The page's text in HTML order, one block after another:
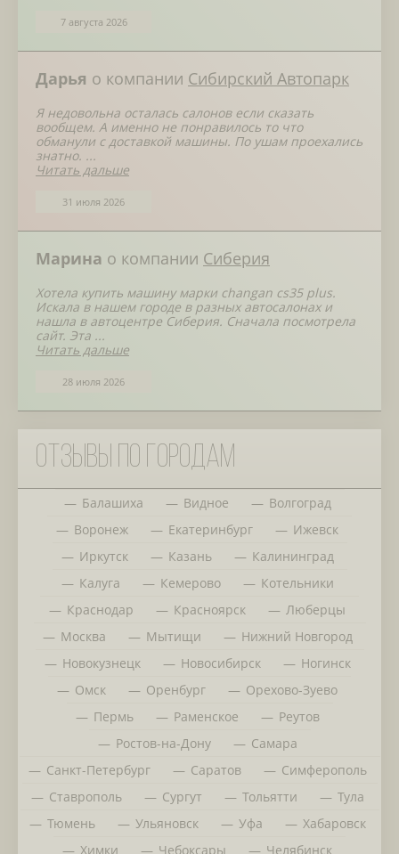
7 августа 2026
Дарья о компании Сибирский Автопарк
Я недовольна осталась салонов если сказать
вообщем. А именно не понравилось то что
обманули с доставкой машины. По ушам проехались
знатно. ...
Читать дальше
31 июля 2026
Марина о компании Сиберия
Хотела купить машину марки changan cs35 plus.
Искала в нашем городе в разных автосалонах и
нашла в автоцентре Сиберия. Сначала посмотрела
сайт. Эта ...
Читать дальше
28 июля 2026
Отзывы по городам
Балашиха Видное
Волгоград
Воронеж
Екатеринбург
Ижевск
Иркутск
Казань
Калининград
Калуга
Кемерово
Котельники
Краснодар
Красноярск
Люберцы
Москва
Мытищи
Нижний Новгород
Новокузнецк
Новосибирск
Ногинск
Омск
Оренбург
Орехово-Зуево
Пермь
Раменское
Реутов
Ростов-на-Дону
Самара
Санкт-Петербург
Саратов
Симферополь
Ставрополь
Сургут Тольятти
Тула
Тюмень
Ульяновск Уфа
Хабаровск
Химки
Чебоксары Челябинск